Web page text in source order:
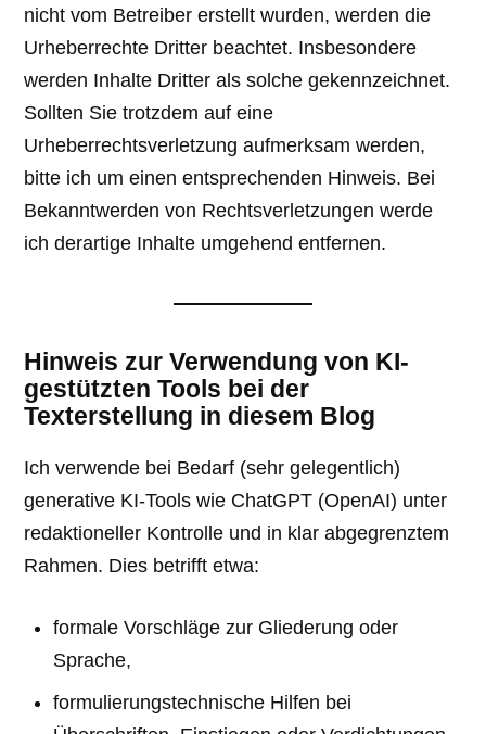
nicht vom Betreiber erstellt wurden, werden die
Urheberrechte Dritter beachtet. Insbesondere
werden Inhalte Dritter als solche gekennzeichnet.
Sollten Sie trotzdem auf eine
Urheberrechtsverletzung aufmerksam werden,
bitte ich um einen entsprechenden Hinweis. Bei
Bekanntwerden von Rechtsverletzungen werde
ich derartige Inhalte umgehend entfernen.
Hinweis zur Verwendung von KI-
gestützten Tools bei der
Texterstellung in diesem Blog
Ich verwende bei Bedarf (sehr gelegentlich)
generative KI-Tools wie ChatGPT (OpenAI) unter
redaktioneller Kontrolle und in klar abgegrenztem
Rahmen. Dies betrifft etwa:
formale Vorschläge zur Gliederung oder
Sprache,
formulierungstechnische Hilfen bei